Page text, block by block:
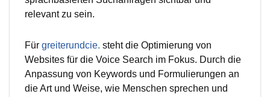
relevant zu sein.
Für greiterundcie. steht die Optimierung von
Websites für die Voice Search im Fokus. Durch die
Anpassung von Keywords und Formulierungen an
die Art und Weise, wie Menschen sprechen und